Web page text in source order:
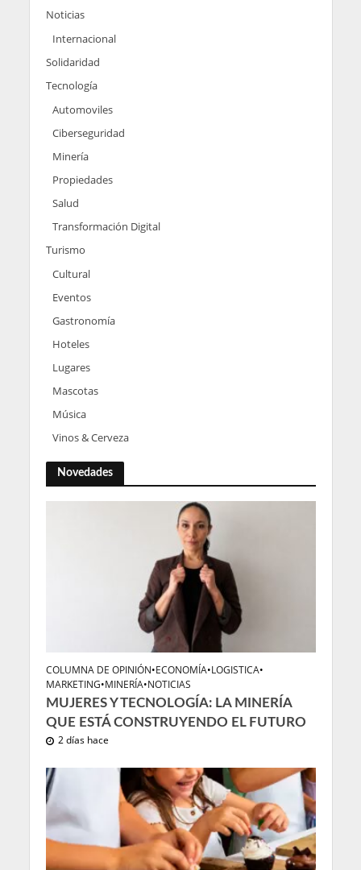
Noticias
Internacional
Solidaridad
Tecnología
Automoviles
Ciberseguridad
Minería
Propiedades
Salud
Transformación Digital
Turismo
Cultural
Eventos
Gastronomía
Hoteles
Lugares
Mascotas
Música
Vinos & Cerveza
Novedades
COLUMNA DE OPINIÓN•ECONOMÍA•LOGISTICA•
MARKETING•MINERÍA•NOTICIAS
MUJERES Y TECNOLOGÍA: LA MINERÍA
QUE ESTÁ CONSTRUYENDO EL FUTURO
2 días hace